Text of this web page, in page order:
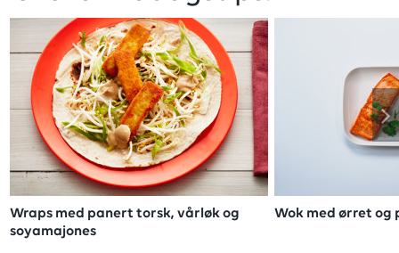
Wraps med panert torsk, vårløk og
soyamajones
Wok med ørret og